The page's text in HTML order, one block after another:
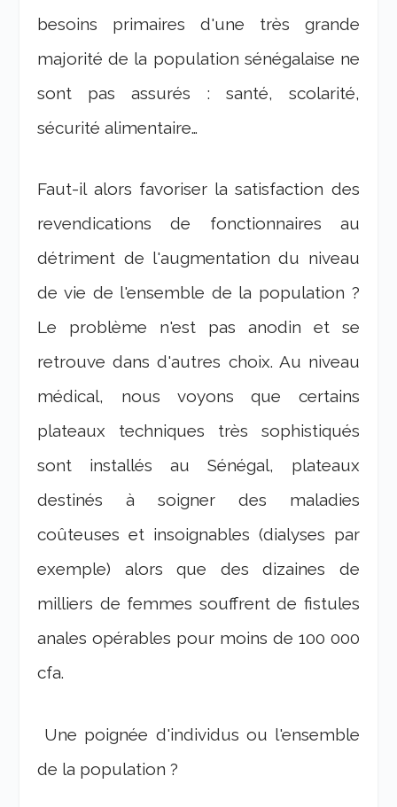
besoins primaires d'une très grande
majorité de la population sénégalaise ne
sont pas assurés : santé, scolarité,
sécurité alimentaire…
Faut-il alors favoriser la satisfaction des
revendications de fonctionnaires au
détriment de l'augmentation du niveau
de vie de l'ensemble de la population ?
Le problème n'est pas anodin et se
retrouve dans d'autres choix. Au niveau
médical, nous voyons que certains
plateaux techniques très sophistiqués
sont installés au Sénégal, plateaux
destinés à soigner des maladies
coûteuses et insoignables (dialyses par
exemple) alors que des dizaines de
milliers de femmes souffrent de fistules
anales opérables pour moins de 100 000
cfa.
Une poignée d'individus ou l'ensemble
de la population ?